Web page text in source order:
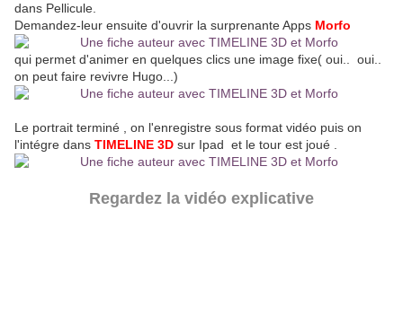
dans Pellicule.
Demandez-leur ensuite d'ouvrir la surprenante Apps Morfo
qui permet d'animer en quelques clics une image fixe( oui.. oui..
on peut faire revivre Hugo...)
Le portrait terminé , on l'enregistre sous format vidéo puis on
l'intégre dans TIMELINE 3D sur Ipad et le tour est joué .
Regardez la vidéo explicative